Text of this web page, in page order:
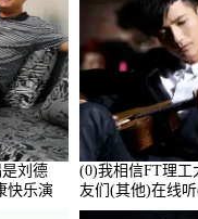
刘德
快乐演
(0)我相信FT理工
友们(其他)在线
培安)，老乔演唱